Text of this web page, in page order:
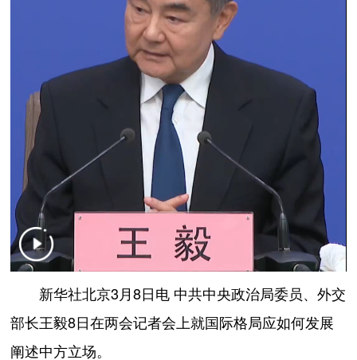
新华社北京3月8日电 中共中央政治局委员、外交
部长王毅8日在两会记者会上就国际格局应如何发展
阐述中方立场。